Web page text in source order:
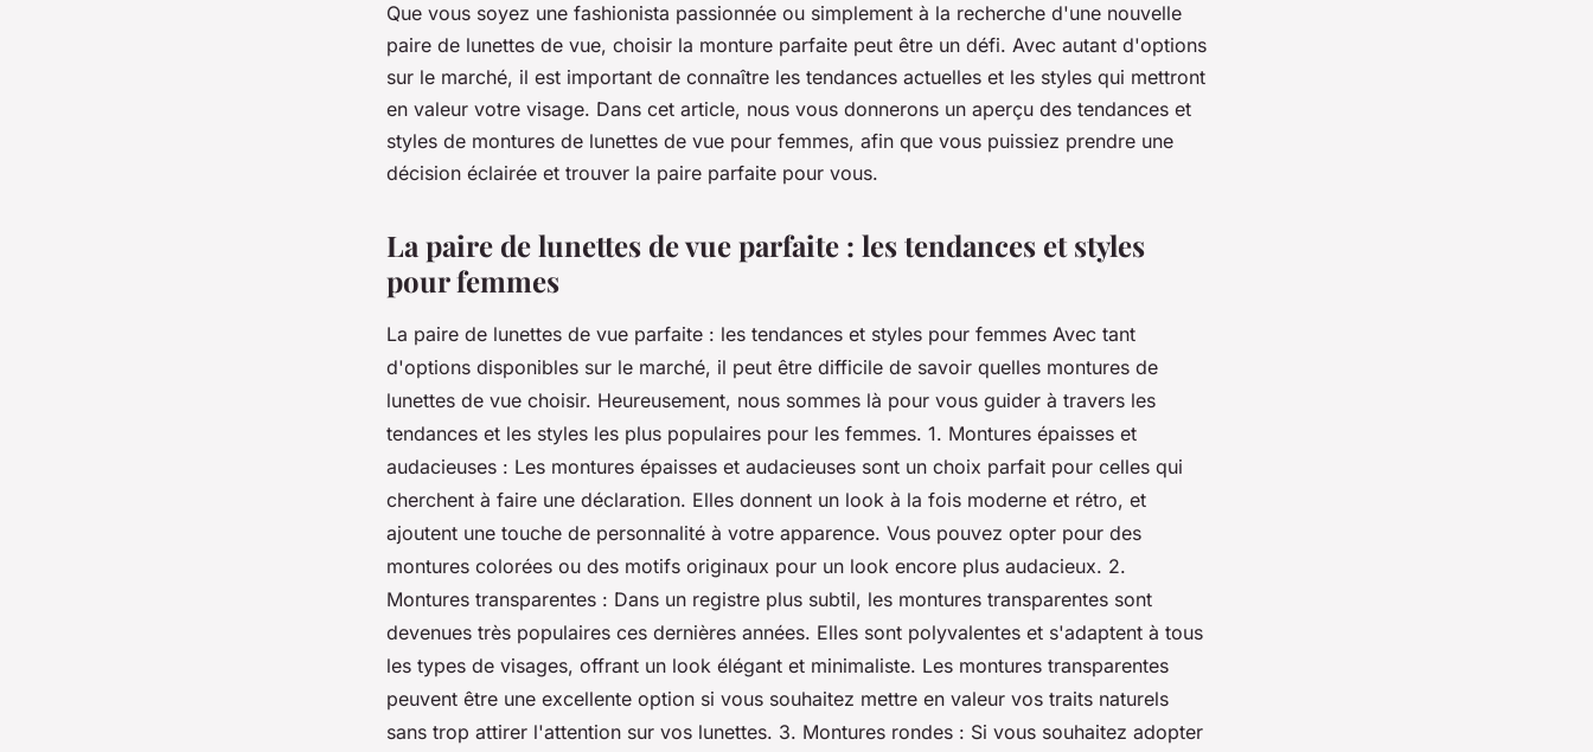
Que vous soyez une fashionista passionnée ou simplement à la recherche d'une nouvelle
paire de lunettes de vue, choisir la monture parfaite peut être un défi. Avec autant d'options
sur le marché, il est important de connaître les tendances actuelles et les styles qui mettront
en valeur votre visage. Dans cet article, nous vous donnerons un aperçu des tendances et
styles de montures de lunettes de vue pour femmes, afin que vous puissiez prendre une
décision éclairée et trouver la paire parfaite pour vous.
La paire de lunettes de vue parfaite : les tendances et styles
pour femmes
La paire de lunettes de vue parfaite : les tendances et styles pour femmes Avec tant
d'options disponibles sur le marché, il peut être difficile de savoir quelles montures de
lunettes de vue choisir. Heureusement, nous sommes là pour vous guider à travers les
tendances et les styles les plus populaires pour les femmes. 1. Montures épaisses et
audacieuses : Les montures épaisses et audacieuses sont un choix parfait pour celles qui
cherchent à faire une déclaration. Elles donnent un look à la fois moderne et rétro, et
ajoutent une touche de personnalité à votre apparence. Vous pouvez opter pour des
montures colorées ou des motifs originaux pour un look encore plus audacieux. 2.
Montures transparentes : Dans un registre plus subtil, les montures transparentes sont
devenues très populaires ces dernières années. Elles sont polyvalentes et s'adaptent à tous
les types de visages, offrant un look élégant et minimaliste. Les montures transparentes
peuvent être une excellente option si vous souhaitez mettre en valeur vos traits naturels
sans trop attirer l'attention sur vos lunettes. 3. Montures rondes : Si vous souhaitez adopter